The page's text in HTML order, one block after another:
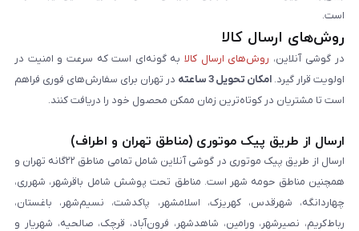
است.
روش‌های ارسال کالا
در گوشی آنلاین، روش‌های ارسال کالا به گونه‌ای است که سرعت و امنیت در
اولویت قرار گیرد. امکان تحویل 3 ساعته
در تهران برای سفارش‌های فوری فراهم
است تا مشتریان در کوتاه‌ترین زمان ممکن محصول خود را دریافت کنند.
ارسال از طریق پیک موتوری (مناطق تهران و اطراف)
ارسال از طریق پیک موتوری در گوشی آنلاین شامل تمامی مناطق ۲۲گانه تهران و
همچنین مناطق حومه شهر است. مناطق تحت پوشش شامل باقرشهر، شهرری،
چهاردانگه، شهرقدس، کهریزک، اسلامشهر، پاکدشت، نسیم‌شهر، باغستان،
رباط‌کریم، نصیرشهر، ورامین، شاهدشهر، فرون‌آباد، قرچک، صالحیه، شهریار و